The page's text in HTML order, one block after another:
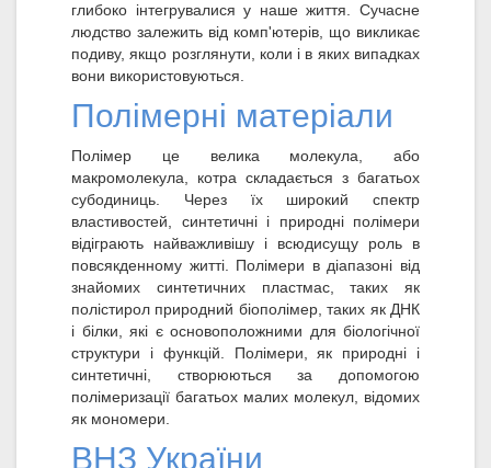
глибоко інтегрувалися у наше життя. Сучасне
людство залежить від комп'ютерів, що викликає
подиву, якщо розглянути, коли і в яких випадках
вони використовуються.
Полімерні матеріали
Полімер це велика молекула, або
макромолекула, котра складається з багатьох
субодиниць. Через їх широкий спектр
властивостей, синтетичні і природні полімери
відіграють найважливішу і всюдисущу роль в
повсякденному житті. Полімери в діапазоні від
знайомих синтетичних пластмас, таких як
полістирол природний біополімер, таких як ДНК
і білки, які є основоположними для біологічної
структури і функцій. Полімери, як природні і
синтетичні, створюються за допомогою
полімеризації багатьох малих молекул, відомих
як мономери.
ВНЗ України